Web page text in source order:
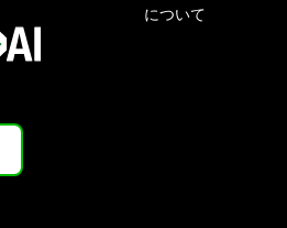
について